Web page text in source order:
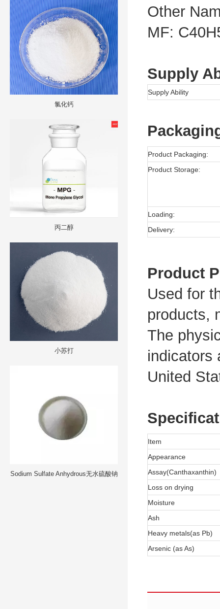
氯化钙
丙二醇
小苏打
Sodium Sulfate Anhydrous无水硫酸钠
Other
MF:
Supply
Supply Ability
Product Packaging:
Product Storage:
Loading:
Delivery:
Product
Used for
products,
The
indicators
United
Item
Appearance
Assay(Canthaxanthin)
Loss on drying
Moisture
Ash
Heavy metals(as Pb)
Arsenic (as As)